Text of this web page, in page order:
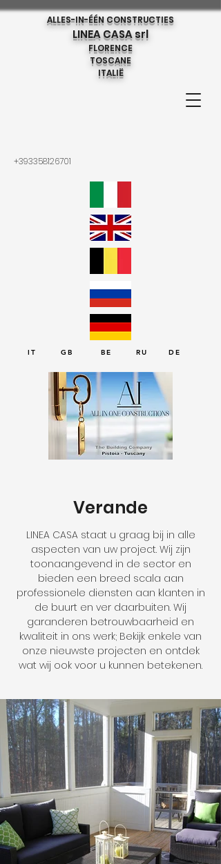
ALLES-IN-ÉÉN CONSTRUCTIES
LINEA CASA srl
FLORENCE
TOSCANE
ITALIË
+393358126701
IT GB BE RU DE
Verande
LINEA CASA staat u graag bij in alle
aspecten van uw project. Wij zijn
toonaangevend in de sector en
bieden een breed scala aan
professionele diensten aan klanten in
de buurt en ver daarbuiten. Wij
garanderen betrouwbaarheid en
kwaliteit in ons werk; Bekijk enkele van
onze nieuwste projecten en ontdek
wat wij ook voor u kunnen betekenen.